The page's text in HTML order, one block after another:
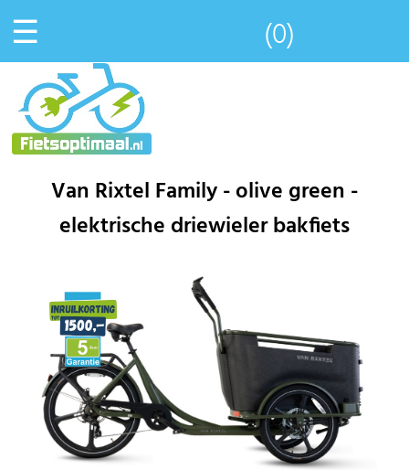
☰ (0)
Van Rixtel Family - olive green -
elektrische driewieler bakfiets